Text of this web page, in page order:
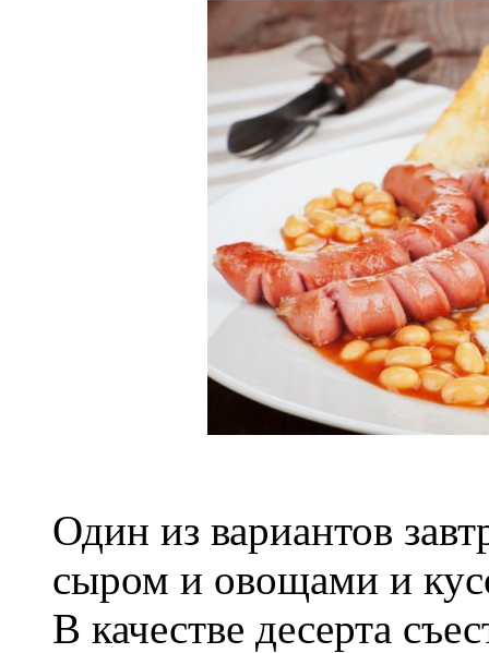
Один из вариантов
сыром и овощами и
В качестве десерта